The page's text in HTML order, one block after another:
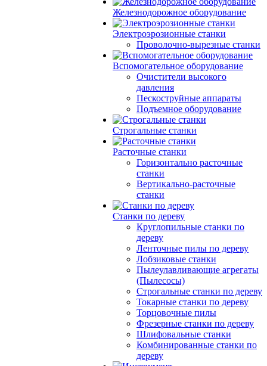
Железнодорожное оборудование
Электроэрозионные станки
Проволочно-вырезные станки
Вспомогательное оборудование
Очистители высокого
давления
Пескоструйные аппараты
Подъемное оборудование
Строгальные станки
Расточные станки
Горизонтально расточные
станки
Вертикально-расточные
станки
Станки по дереву
Круглопильные станки по
дереву
Ленточные пилы по дереву
Лобзиковые станки
Пылеулавливающие агрегаты
(Пылесосы)
Строгальные станки по дереву
Токарные станки по дереву
Торцовочные пилы
Фрезерные станки по дереву
Шлифовальные станки
Комбинированные станки по
дереву